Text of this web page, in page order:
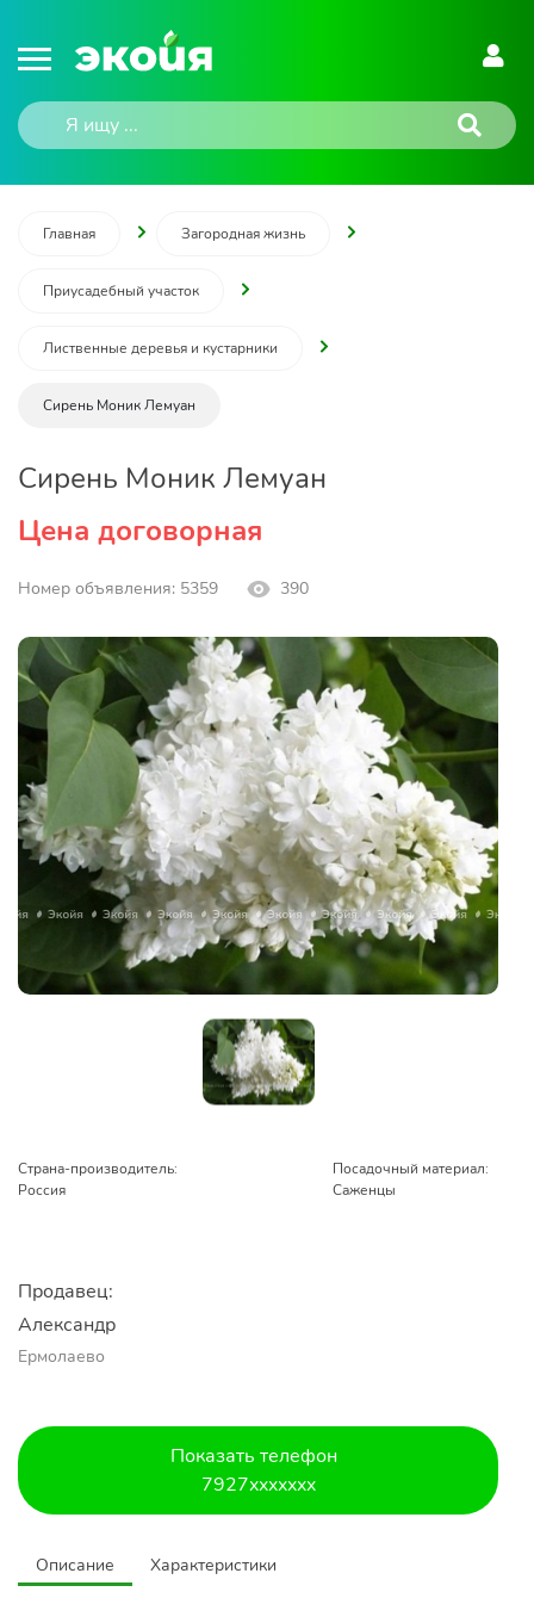
Главная Загородная жизнь
Приусадебный участок
Лиственные деревья и кустарники
Сирень Моник Лемуан
Сирень Моник Лемуан
Цена договорная
Номер объявления: 5359 390
Страна-производитель:
Россия
Посадочный материал:
Саженцы
Продавец:
Александр
Ермолаево
Показать телефон
7927xxxxxxx
Описание Характеристики